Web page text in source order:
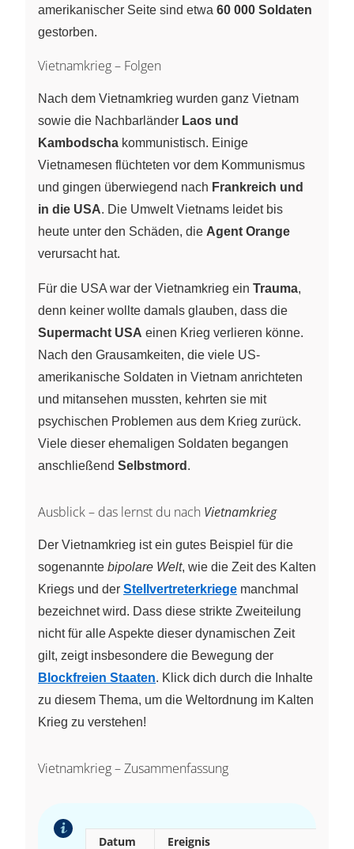
amerikanischer Seite sind etwa 60 000 Soldaten
gestorben.
Vietnamkrieg – Folgen
Nach dem Vietnamkrieg wurden ganz Vietnam
sowie die Nachbarländer Laos und
Kambodscha kommunistisch. Einige
Vietnamesen flüchteten vor dem Kommunismus
und gingen überwiegend nach Frankreich und
in die USA. Die Umwelt Vietnams leidet bis
heute unter den Schäden, die Agent Orange
verursacht hat.
Für die USA war der Vietnamkrieg ein Trauma,
denn keiner wollte damals glauben, dass die
Supermacht USA einen Krieg verlieren könne.
Nach den Grausamkeiten, die viele US-
amerikanische Soldaten in Vietnam anrichteten
und mitansehen mussten, kehrten sie mit
psychischen Problemen aus dem Krieg zurück.
Viele dieser ehemaligen Soldaten begangen
anschließend Selbstmord .
Ausblick – das lernst du nach Vietnamkrieg
Der Vietnamkrieg ist ein gutes Beispiel für die
sogenannte bipolare Welt, wie die Zeit des Kalten
Kriegs und der Stellvertreterkriege manchmal
bezeichnet wird. Dass diese strikte Zweiteilung
nicht für alle Aspekte dieser dynamischen Zeit
gilt, zeigt insbesondere die Bewegung der
Blockfreien Staaten. Klick dich durch die Inhalte
zu diesem Thema, um die Weltordnung im Kalten
Krieg zu verstehen!
Vietnamkrieg – Zusammenfassung
Datum Ereignis